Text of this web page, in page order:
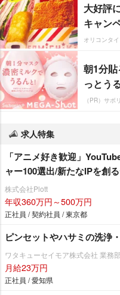
大好評
キャン
オリコンタ
朝1分
っとう
（PR）サボ
求人特集
「アニメ好き歓迎」
ャー100選出/新たなIPを創
株式会社Plott
年収360万円～500万円
正社員 / 契約社員 / 東京都
ピンセットやハサミの洗浄
ワタキューセイモア株式会社 業務部
月給23万円
正社員 / 愛知県